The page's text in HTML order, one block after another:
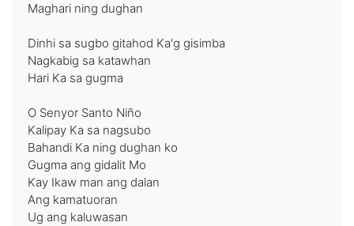
Maghari ning dughan
Dinhi sa sugbo gitahod Ka'g gisimba
Nagkabig sa katawhan
Hari Ka sa gugma
O Senyor Santo Niño
Kalipay Ka sa nagsubo
Bahandi Ka ning dughan ko
Gugma ang gidalit Mo
Kay Ikaw man ang dalan
Ang kamatuoran
Ug ang kaluwasan